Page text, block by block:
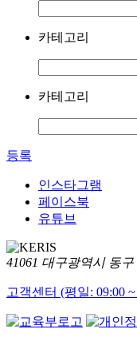
카테고리
카테고리
등록
인스타그램
페이스북
유튜브
41061 대구광역시 동
고객센터 (평일: 09:00 ~